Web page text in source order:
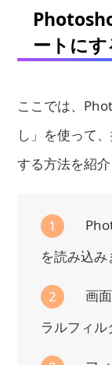
ートに
ここでは、
し」を使って
する方法を紹介
1
を読み込み
2
画面
ラルフィル